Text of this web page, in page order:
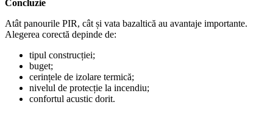
Concluzie
Atât panourile PIR, cât și vata bazaltică au avantaje importante.
Alegerea corectă depinde de:
tipul construcției;
buget;
cerințele de izolare termică;
nivelul de protecție la incendiu;
confortul acustic dorit.